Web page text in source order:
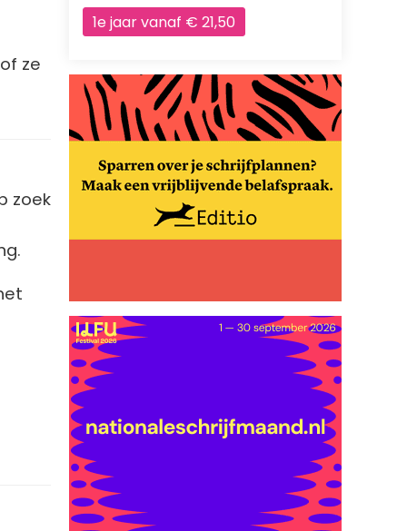
ze
zoek
1e jaar vanaf € 21,50